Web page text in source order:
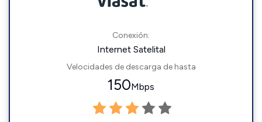
Conexión:
Internet Satelital
Velocidades de descarga de hasta
150Mbps